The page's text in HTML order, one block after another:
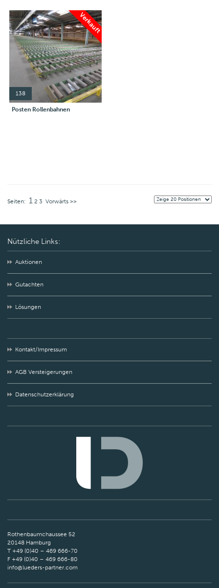
Verkauft
138
Posten Rollenbahnen
Seiten: 1 2 3 Vorwärts >>
Nützliche Links:
Auktionen
Gutachten
Lösungen
Kontakt/Impressum
AGB Versteigerungen
Datenschutzerklärung
Rothenbaumchaussee 52
20148 Hamburg
T +49 (0)40 – 469 666-70
F +49 (0)40 – 469 666-80
info@lueders-partner.com